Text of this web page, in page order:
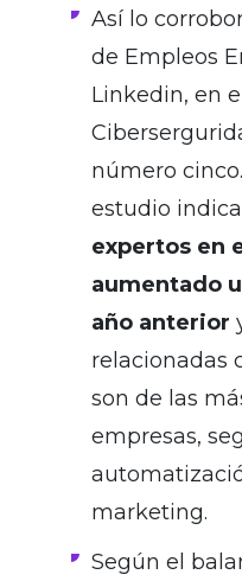
Así lo
de Empleos
Linkedin, en
número
estudio
expertos en
aumentado
año anterior
relacionadas
son de las
empresas,
marketing.
Según el